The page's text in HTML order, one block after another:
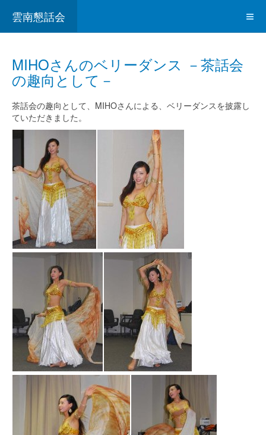
雲南懇話会
MIHOさんのベリーダンス －茶話会
の趣向として－
茶話会の趣向として、MIHOさんによる、ベリーダンスを披露し
ていただきました。